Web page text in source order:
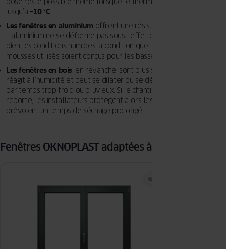
jusqu’à –10 °C.
Les fenêtres en aluminium offrent une résistance similaire.
L’aluminium ne se déforme pas sous l’effet du froid et supporte
bien les conditions humides, à condition que les joints et les
mousses utilisés soient conçus pour les basses températures.
Les fenêtres en bois, en revanche, sont plus sensibles. Le matériau
réagit à l’humidité et peut se dilater ou se déformer s’il est posé
par temps trop froid ou pluvieux. Si le chantier ne peut pas être
reporté, les installateurs protègent alors les menuiseries et
prévoient un temps de séchage prolongé.
Fenêtres OKNOPLAST adaptées à la saison froide